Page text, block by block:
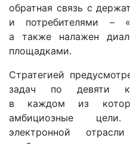
обратная связь с
и потребителями –
а также налажен
площадками.
Стратегией
задач по девяти
в каждом из
амбициозные
электронной